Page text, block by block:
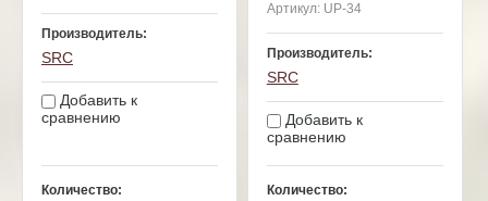
Производитель:
SRC
Добавить к
сравнению
Количество:
Артикул:UP-34
Производитель:
SRC
Добавить к
сравнению
Количество: